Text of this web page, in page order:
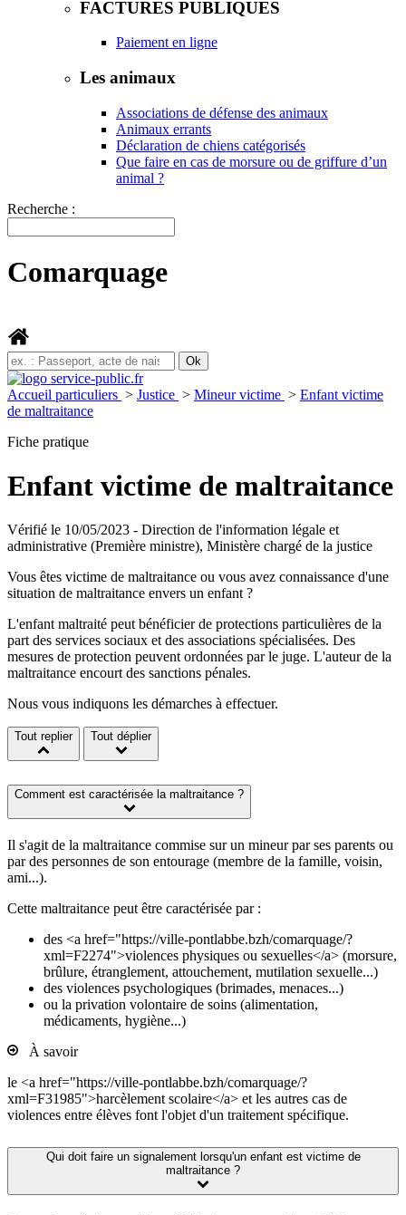
FACTURES PUBLIQUES
Paiement en ligne
Les animaux
Associations de défense des animaux
Animaux errants
Déclaration de chiens catégorisés
Que faire en cas de morsure ou de griffure d’un
animal ?
Recherche :
Comarquage
Accueil particuliers > Justice > Mineur victime > Enfant victime
de maltraitance
Fiche pratique
Enfant victime de maltraitance
Vérifié le 10/05/2023 - Direction de l'information légale et
administrative (Première ministre), Ministère chargé de la justice
Vous êtes victime de maltraitance ou vous avez connaissance d'une
situation de maltraitance envers un enfant ?
L'enfant maltraité peut bénéficier de protections particulières de la
part des services sociaux et des associations spécialisées. Des
mesures de protection peuvent ordonnées par le juge. L'auteur de la
maltraitance encourt des sanctions pénales.
Nous vous indiquons les démarches à effectuer.
Tout replier Tout déplier
Comment est caractérisée la maltraitance ?
Il s'agit de la maltraitance commise sur un mineur par ses parents ou
par des personnes de son entourage (membre de la famille, voisin,
ami...).
Cette maltraitance peut être caractérisée par :
des <a href="https://ville-pontlabbe.bzh/comarquage/?
xml=F2274">violences physiques ou sexuelles</a> (morsure,
brûlure, étranglement, attouchement, mutilation sexuelle...)
des violences psychologiques (brimades, menaces...)
ou la privation volontaire de soins (alimentation,
médicaments, hygiène...)
À savoir
le <a href="https://ville-pontlabbe.bzh/comarquage/?
xml=F31985">harcèlement scolaire</a> et les autres cas de
violences entre élèves font l'objet d'un traitement spécifique.
Qui doit faire un signalement lorsqu'un enfant est victime de
maltraitance ?